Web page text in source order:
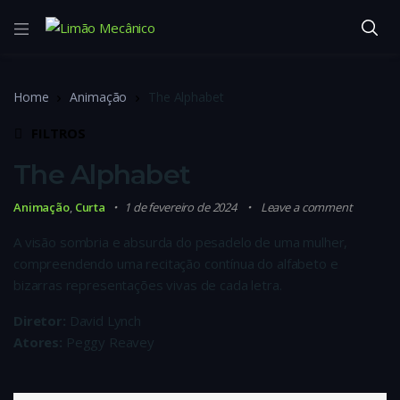
Home Animação The Alphabet
The Alphabet
Animação, Curta 1 de fevereiro de 2024 Leave a comment
A visão sombria e absurda do pesadelo de uma mulher,
compreendendo uma recitação contínua do alfabeto e
bizarras representações vivas de cada letra.
Diretor: David Lynch
Atores: Peggy Reavey